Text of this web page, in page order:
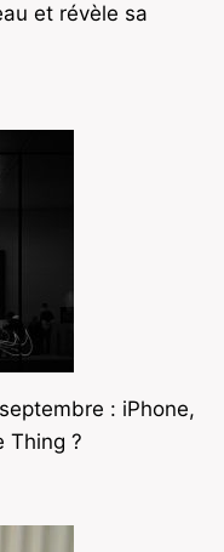
et révèle sa
: iPhone,
Thing ?